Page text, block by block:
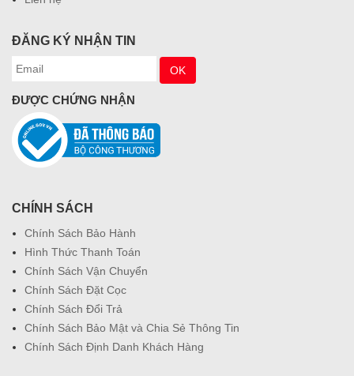
ĐĂNG KÝ NHẬN TIN
ĐƯỢC CHỨNG NHẬN
CHÍNH SÁCH
Chính Sách Bảo Hành
Hình Thức Thanh Toán
Chính Sách Vận Chuyển
Chính Sách Đặt Cọc
Chính Sách Đổi Trả
Chính Sách Bảo Mật và Chia Sẻ Thông Tin
Chính Sách Định Danh Khách Hàng